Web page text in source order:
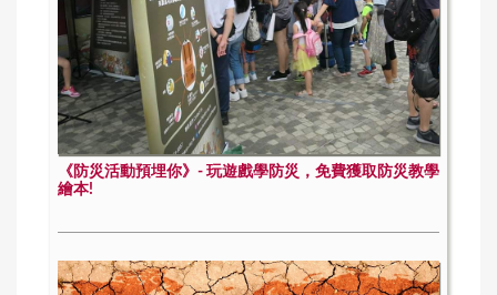
《防災活動預埋你》- 玩遊戲學防災，免費獲取防災教學
繪本!